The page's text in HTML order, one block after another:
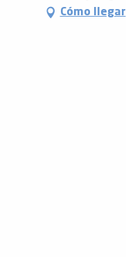
Cómo llegar